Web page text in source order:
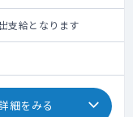
支給となります
細をみる